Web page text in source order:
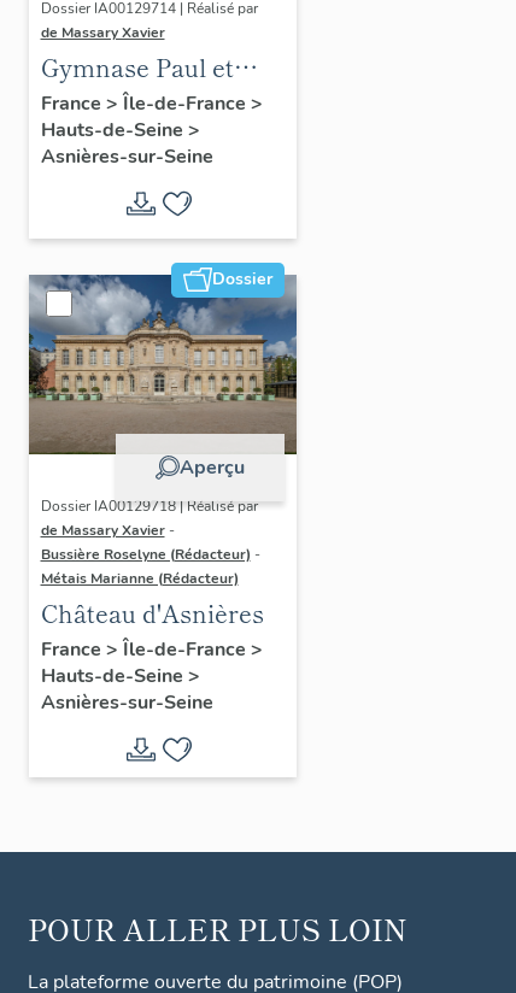
Dossier IA00129714 | Réalisé par
de Massary Xavier
Gymnase Paul et
René Colas
France > Île-de-France >
Hauts-de-Seine >
Asnières-sur-Seine
Dossier
Aperçu
Dossier IA00129718 | Réalisé par
de Massary Xavier -
Bussière Roselyne (Rédacteur) -
Métais Marianne (Rédacteur)
Château d'Asnières
France > Île-de-France >
Hauts-de-Seine >
Asnières-sur-Seine
POUR ALLER PLUS LOIN
La plateforme ouverte du patrimoine (POP)